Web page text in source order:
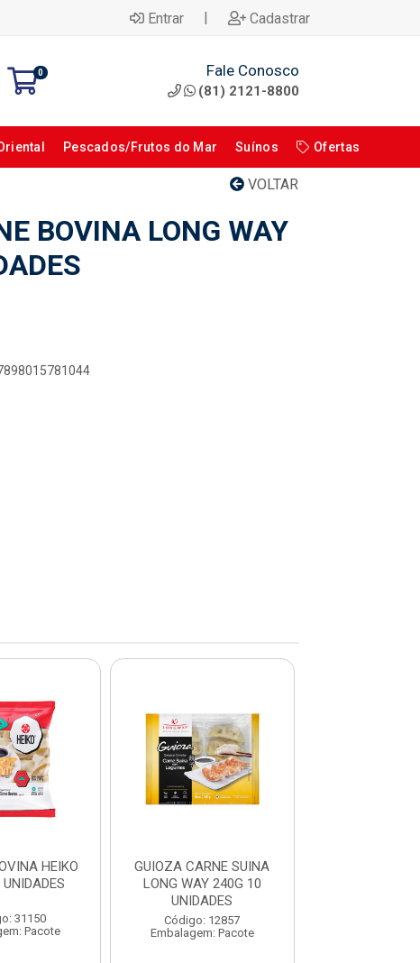
Entrar | Cadastrar
0 Fale Conosco
(81) 2121-8800
Pescados/Frutos do Mar Suínos Ofertas
VOLTAR
BOVINA LONG WAY
HEIKO
31150
Pacote
GUIOZA CARNE SUINA
LONG WAY 240G 10
UNIDADES
Código: 12857
Embalagem: Pacote